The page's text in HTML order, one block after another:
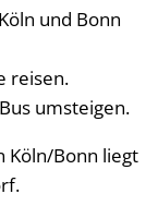
und Bonn
reisen.
umsteigen.
Köln/Bonn liegt